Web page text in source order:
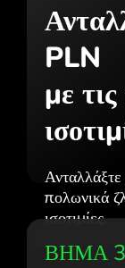
PLN
με
πολωνικά
ισοτιμίες.
ΒΗΜΑ 3